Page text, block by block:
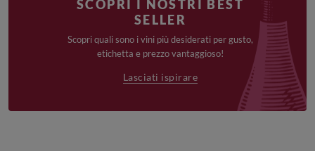
SCOPRI I NOSTRI BEST
SELLER
Scopri quali sono i vini più desiderati per gusto,
etichetta e prezzo vantaggioso!
Lasciati ispirare